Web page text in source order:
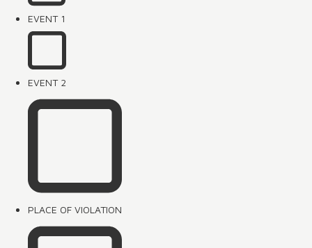
EVENT 1
EVENT 2
PLACE OF VIOLATION